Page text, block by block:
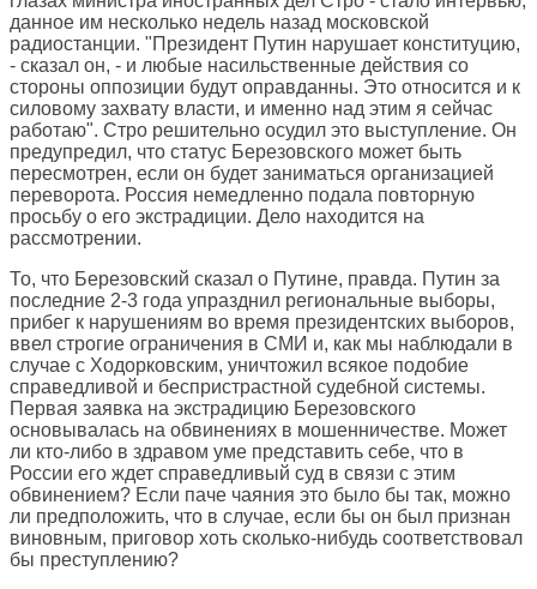
данное им несколько недель назад московской
радиостанции. "Президент Путин нарушает конституцию,
- сказал он, - и любые насильственные действия со
стороны оппозиции будут оправданны. Это относится и к
силовому захвату власти, и именно над этим я сейчас
работаю". Стро решительно осудил это выступление. Он
предупредил, что статус Березовского может быть
пересмотрен, если он будет заниматься организацией
переворота. Россия немедленно подала повторную
просьбу о его экстрадиции. Дело находится на
рассмотрении.
То, что Березовский сказал о Путине, правда. Путин за
последние 2-3 года упразднил региональные выборы,
прибег к нарушениям во время президентских выборов,
ввел строгие ограничения в СМИ и, как мы наблюдали в
случае с Ходорковским, уничтожил всякое подобие
справедливой и беспристрастной судебной системы.
Первая заявка на экстрадицию Березовского
основывалась на обвинениях в мошенничестве. Может
ли кто-либо в здравом уме представить себе, что в
России его ждет справедливый суд в связи с этим
обвинением? Если паче чаяния это было бы так, можно
ли предположить, что в случае, если бы он был признан
виновным, приговор хоть сколько-нибудь соответствовал
бы преступлению?